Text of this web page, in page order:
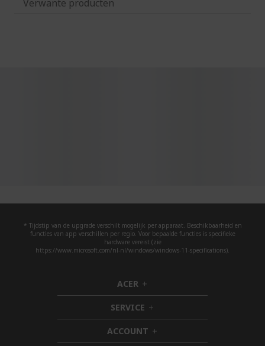
Verwante producten
* Tijdstip van de upgrade verschilt mogelijk per apparaat. Beschikbaarheid en
functies van app verschillen per regio. Voor bepaalde functies is specifieke
hardware vereist (zie
https://www.microsoft.com/nl-nl/windows/windows-11-specifications).
ACER h
i
d
d
e
SERVICE h
i
d
ACCOUNT h